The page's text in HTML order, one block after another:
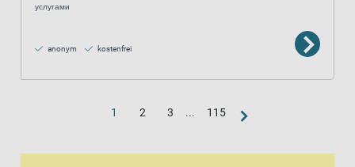
услугами
anonym kostenfrei
1 2 3 ... 115
Kartenansicht